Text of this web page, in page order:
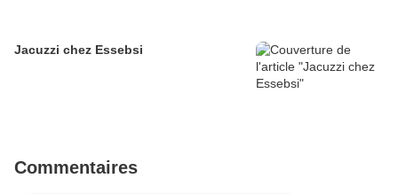
Jacuzzi chez Essebsi
Commentaires